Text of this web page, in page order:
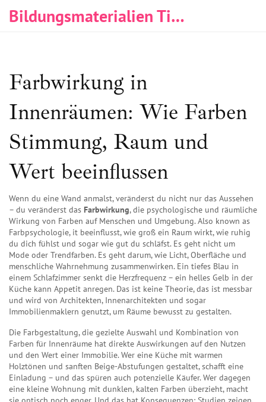
Bildungsmaterialien Tischlerei & Immobilien
Farbwirkung in
Innenräumen: Wie Farben
Stimmung, Raum und
Wert beeinflussen
Wenn du eine Wand anmalst, veränderst du nicht nur das Aussehen
– du veränderst das Farbwirkung,die psychologische und räumliche
Wirkung von Farben auf Menschen und Umgebung. Also known as
Farbpsychologie, it beeinflusst, wie groß ein Raum wirkt, wie ruhig
du dich fühlst und sogar wie gut du schläfst. Es geht nicht um
Mode oder Trendfarben. Es geht darum, wie Licht, Oberfläche und
menschliche Wahrnehmung zusammenwirken. Ein tiefes Blau in
einem Schlafzimmer senkt die Herzfrequenz – ein helles Gelb in der
Küche kann Appetit anregen. Das ist keine Theorie, das ist messbar
und wird von Architekten, Innenarchitekten und sogar
Immobilienmaklern genutzt, um Räume bewusst zu gestalten.
Die Farbgestaltung,die gezielte Auswahl und Kombination von
Farben für Innenräume hat direkte Auswirkungen auf den Nutzen
und den Wert einer Immobilie. Wer eine Küche mit warmen
Holztönen und sanften Beige-Abstufungen gestaltet, schafft eine
Einladung – und das spüren auch potenzielle Käufer. Wer dagegen
eine kleine Wohnung mit dunklen, kalten Farben überzieht, macht